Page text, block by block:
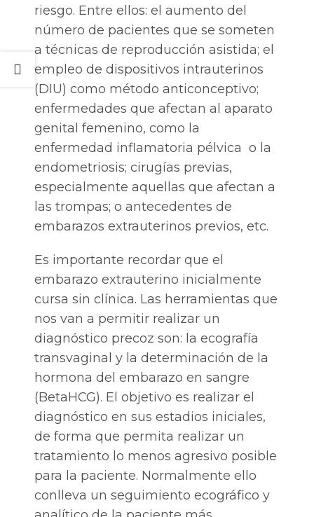
riesgo. Entre ellos: el aumento del
número de pacientes que se someten
a técnicas de reproducción asistida; el
empleo de dispositivos intrauterinos
(DIU) como método anticonceptivo;
enfermedades que afectan al aparato
genital femenino, como la
enfermedad inflamatoria pélvica o la
endometriosis; cirugías previas,
especialmente aquellas que afectan a
las trompas; o antecedentes de
embarazos extrauterinos previos, etc.
Es importante recordar que el
embarazo extrauterino inicialmente
cursa sin clínica. Las herramientas que
nos van a permitir realizar un
diagnóstico precoz son: la ecografía
transvaginal y la determinación de la
hormona del embarazo en sangre
(BetaHCG). El objetivo es realizar el
diagnóstico en sus estadios iniciales,
de forma que permita realizar un
tratamiento lo menos agresivo posible
para la paciente. Normalmente ello
conlleva un seguimiento ecográfico y